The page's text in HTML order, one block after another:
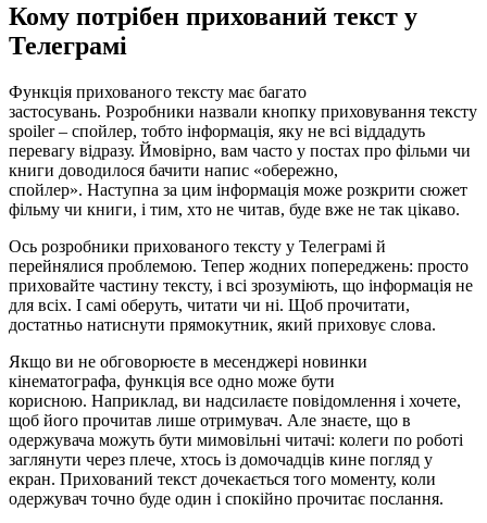
Кому потрібен прихований текст у
Телеграмі
Функція прихованого тексту має багато
застосувань. Розробники назвали кнопку приховування тексту
spoiler – спойлер, тобто інформація, яку не всі віддадуть
перевагу відразу. Ймовірно, вам часто у постах про фільми чи
книги доводилося бачити напис «обережно,
спойлер». Наступна за цим інформація може розкрити сюжет
фільму чи книги, і тим, хто не читав, буде вже не так цікаво.
Ось розробники прихованого тексту у Телеграмі й
перейнялися проблемою. Тепер жодних попереджень: просто
приховайте частину тексту, і всі зрозуміють, що інформація не
для всіх. І самі оберуть, читати чи ні. Щоб прочитати,
достатньо натиснути прямокутник, який приховує слова.
Якщо ви не обговорюєте в месенджері новинки
кінематографа, функція все одно може бути
корисною. Наприклад, ви надсилаєте повідомлення і хочете,
щоб його прочитав лише отримувач. Але знаєте, що в
одержувача можуть бути мимовільні читачі: колеги по роботі
заглянути через плече, хтось із домочадців кине погляд у
екран. Прихований текст дочекається того моменту, коли
одержувач точно буде один і спокійно прочитає послання.